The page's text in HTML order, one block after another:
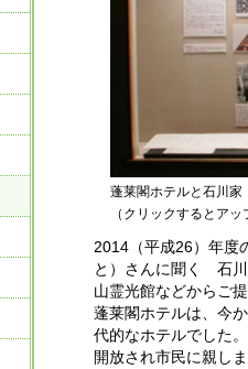
蓬莱閣ホテルと石川
（クリックするとアッ
2014（平成26）年度
と）さんに聞く 石川
山霊光館などからご
蓬莱閣ホテルは、今
代的なホテルでした
開放され市民に親し